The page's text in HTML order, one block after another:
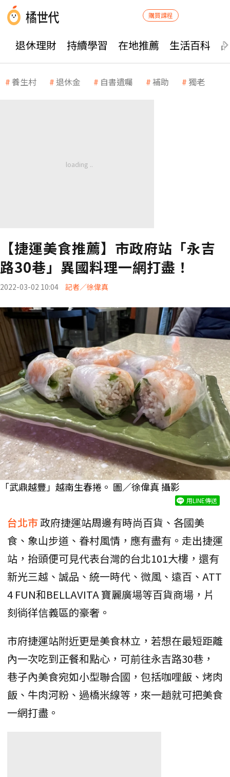
購買課程
退休理財 持續學習 在地推薦 生活百科
養生村 退休金 自書遺囑 補助 獨老
【捷運美食推薦】市政府站「永吉
路30巷」異國料理一網打盡！
2022-03-02 10:04 記者／徐偉真
「武鼎越豐」越南生春捲。 圖／徐偉真 攝影
用LINE傳送
台北市政府捷運站周邊有時尚百貨、各國美
食、象山步道、眷村風情，應有盡有。走出捷運
站，抬頭便可見代表台灣的台北101大樓，還有
新光三越、誠品、統一時代、微風、遠百、ATT
4 FUN和BELLAVITA 寶麗廣場等百貨商場，片
刻徜徉信義區的豪奢。
市府捷運站附近更是美食林立，若想在最短距離
內一次吃到正餐和點心，可前往永吉路30巷，
巷子內美食宛如小型聯合國，包括咖哩飯、烤肉
飯、牛肉河粉、過橋米線等，來一趟就可把美食
一網打盡。